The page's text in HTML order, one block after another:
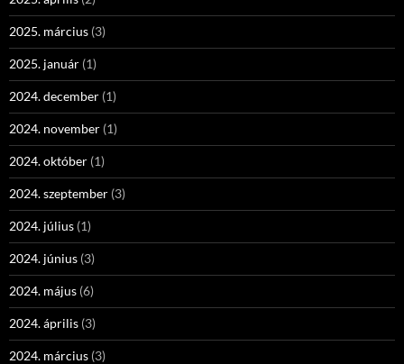
2025. március (3)
2025. január (1)
2024. december (1)
2024. november (1)
2024. október (1)
2024. szeptember (3)
2024. július (1)
2024. június (3)
2024. május (6)
2024. április (3)
2024. március (3)